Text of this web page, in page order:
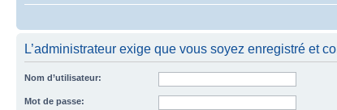
L’administrateur exige que vous soyez enregistré et
Nom d’utilisateur:
Mot de passe: